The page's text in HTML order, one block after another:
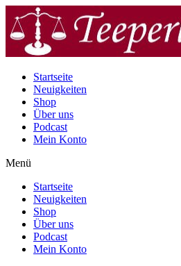
Inhalt
wechseln
Startseite
Neuigkeiten
Shop
Über uns
Podcast
Mein Konto
Menü
Startseite
Neuigkeiten
Shop
Über uns
Podcast
Mein Konto